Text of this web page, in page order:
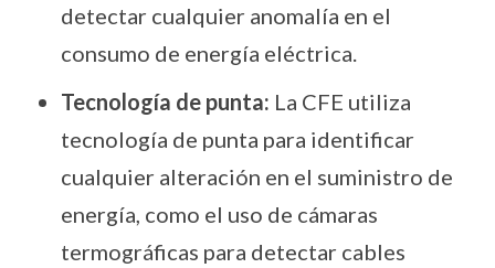
detectar cualquier anomalía en el
consumo de energía eléctrica.
Tecnología de punta: La CFE utiliza
tecnología de punta para identificar
cualquier alteración en el suministro de
energía, como el uso de cámaras
termográficas para detectar cables